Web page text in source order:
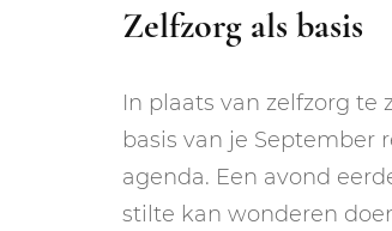
Zelfzorg als basis
In plaats van zelfzorg te
basis van je September
agenda. Een avond
stilte kan wonderen